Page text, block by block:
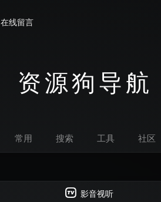
在线留言
资源狗导航
常用 搜索 工具 社区
影音视听